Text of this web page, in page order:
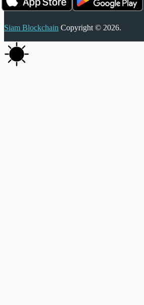
Siam Blockchain Copyright © 2026.